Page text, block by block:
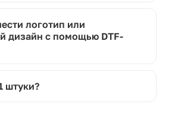
логотип или
дизайн с помощью DTF-
штуки?